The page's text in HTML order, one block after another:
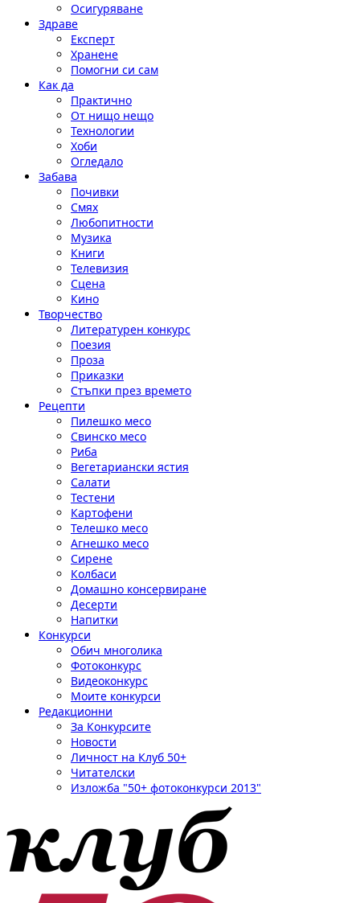
Осигуряване
Здраве
Експерт
Хранене
Помогни си сам
Как да
Практично
От нищо нещо
Технологии
Хоби
Огледало
Забава
Почивки
Смях
Любопитности
Музика
Книги
Телевизия
Сцена
Кино
Творчество
Литературен конкурс
Поезия
Проза
Приказки
Стъпки през времето
Рецепти
Пилешко месо
Свинско месо
Риба
Вегетариански ястия
Салати
Тестени
Картофени
Телешко месо
Агнешко месо
Сирене
Колбаси
Домашно консервиране
Десерти
Напитки
Конкурси
Обич многолика
Фотоконкурс
Видеоконкурс
Моите конкурси
Редакционни
За Конкурсите
Новости
Личност на Клуб 50+
Читателски
Изложба "50+ фотоконкурси 2013"